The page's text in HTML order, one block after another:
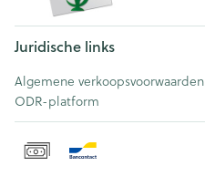
Juridische links
Algemene verkoopsvoorwaarden
ODR-platform